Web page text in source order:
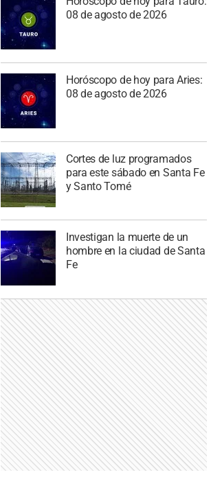
08 de agosto de 2026
Horóscopo de hoy para Aries:
08 de agosto de 2026
Cortes de luz programados
para este sábado en Santa Fe
y Santo Tomé
Investigan la muerte de un
hombre en la ciudad de Santa
Fe